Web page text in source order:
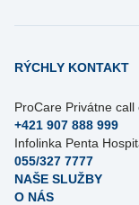
RÝCHLY KONTAKT
ProCare Privátne call
+421 907 888 999
Infolinka Penta
055/327 7777
NAŠE SLUŽBY
O NÁS